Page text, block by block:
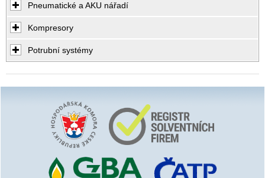
Pneumatické a AKU nářadí
Kompresory
Potrubní systémy